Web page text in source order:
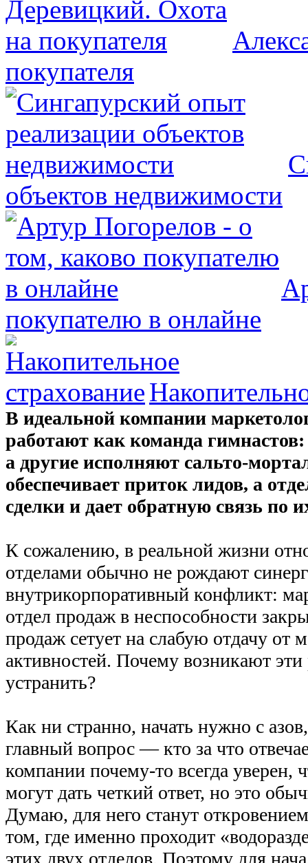
покупателя
объектов недвижимости
покупателю в онлайне
В идеальной компании
работают как команда
а другие исполняют сальто-
обеспечивает приток лидов, а
сделки и дает обратную связь по
К сожалению, в реальной жизни
отделами обычно не рождают
внутрикорпоративный конфликт:
отдел продаж в неспособности
продаж сетует на слабую отдачу от
активностей. Почему возникают эти
устранить?
Как ни странно, начать нужно с
главный вопрос — кто за что
компании почему-то всегда уверен,
могут дать четкий ответ, но это
Думаю, для него станут
том, где именно проходит
этих двух отделов. Поэтому для